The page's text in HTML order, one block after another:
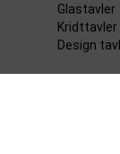
Glastavler
Kridttavler
Design